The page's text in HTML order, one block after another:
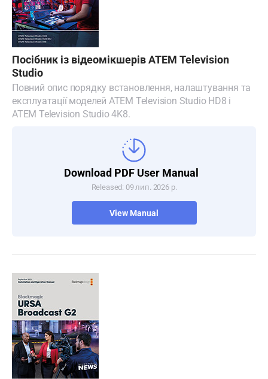
Посібник із відеомікшерів ATEM Television
Studio
Повний опис порядку встановлення, налаштування та
експлуатації моделей ATEM Television Studio HD8 і
ATEM Television Studio 4K8.
Download PDF User Manual
Released: 09 лип. 2026 р.
View Manual